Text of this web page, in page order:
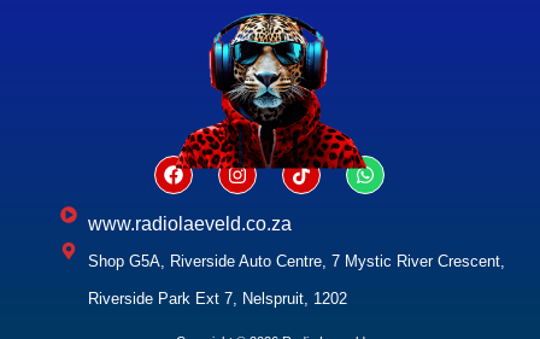
www.radiolaeveld.co.za
Shop G5A, Riverside Auto Centre, 7 Mystic River Crescent,
Riverside Park Ext 7, Nelspruit, 1202